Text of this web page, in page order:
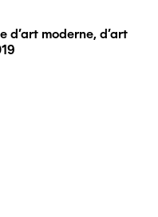
d'art moderne, d'art